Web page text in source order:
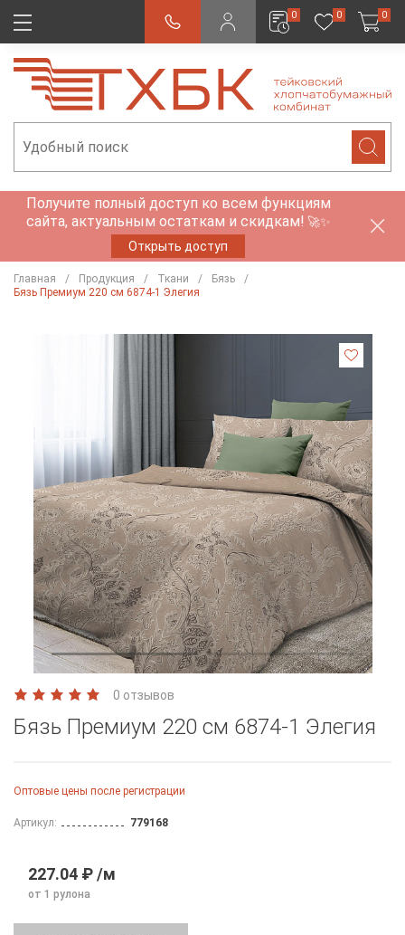
0 0 0
Получите полный доступ ко всем функциям
сайта, актуальным остаткам и скидкам! 🚀✨
Открыть доступ
Главная Продукция Ткани
Бязь
Бязь Премиум 220 см 6874-1 Элегия
0 отзывов
Бязь Премиум 220 см 6874-1 Элегия
Оптовые цены после регистрации
Артикул: 779168
227.04 ₽ /м
от 1 рулона